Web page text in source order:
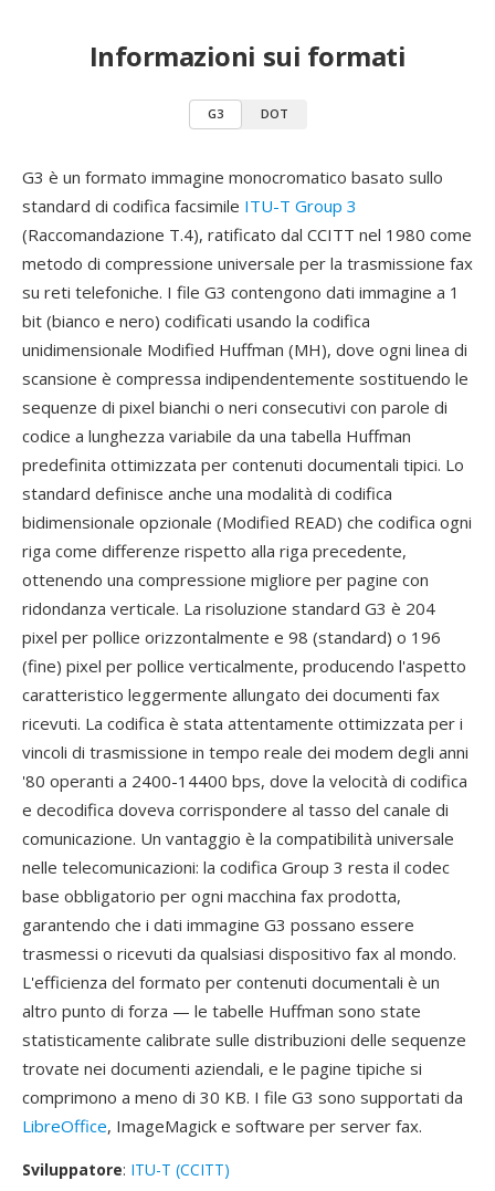
Informazioni sui formati
G3 DOT
G3 è un formato immagine monocromatico basato sullo
standard di codifica facsimile ITU-T Group 3
(Raccomandazione T.4), ratificato dal CCITT nel 1980 come
metodo di compressione universale per la trasmissione fax
su reti telefoniche. I file G3 contengono dati immagine a 1
bit (bianco e nero) codificati usando la codifica
unidimensionale Modified Huffman (MH), dove ogni linea di
scansione è compressa indipendentemente sostituendo le
sequenze di pixel bianchi o neri consecutivi con parole di
codice a lunghezza variabile da una tabella Huffman
predefinita ottimizzata per contenuti documentali tipici. Lo
standard definisce anche una modalità di codifica
bidimensionale opzionale (Modified READ) che codifica ogni
riga come differenze rispetto alla riga precedente,
ottenendo una compressione migliore per pagine con
ridondanza verticale. La risoluzione standard G3 è 204
pixel per pollice orizzontalmente e 98 (standard) o 196
(fine) pixel per pollice verticalmente, producendo l'aspetto
caratteristico leggermente allungato dei documenti fax
ricevuti. La codifica è stata attentamente ottimizzata per i
vincoli di trasmissione in tempo reale dei modem degli anni
'80 operanti a 2400-14400 bps, dove la velocità di codifica
e decodifica doveva corrispondere al tasso del canale di
comunicazione. Un vantaggio è la compatibilità universale
nelle telecomunicazioni: la codifica Group 3 resta il codec
base obbligatorio per ogni macchina fax prodotta,
garantendo che i dati immagine G3 possano essere
trasmessi o ricevuti da qualsiasi dispositivo fax al mondo.
L'efficienza del formato per contenuti documentali è un
altro punto di forza — le tabelle Huffman sono state
statisticamente calibrate sulle distribuzioni delle sequenze
trovate nei documenti aziendali, e le pagine tipiche si
comprimono a meno di 30 KB. I file G3 sono supportati da
LibreOffice, ImageMagick e software per server fax.
Sviluppatore: ITU-T (CCITT)